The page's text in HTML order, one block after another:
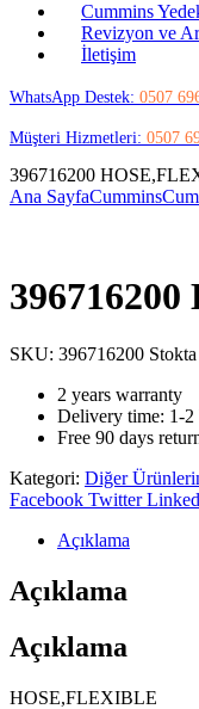
Cummins
Revizyon ve
İletişim
WhatsApp Destek: 0507
Müşteri Hizmetleri: 0507
396716200
Ana SayfaCummins
SKU: 396716200 Stokta
2 years warranty
Delivery time: 1-2
Free 90 days
Kategori: Diğer
Share:
Facebook Twitter
Açıklama
Açıklama
Açıklama
HOSE,FLEXIBLE